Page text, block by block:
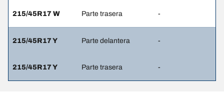
215/45R17 W Parte trasera -
215/45R17 Y Parte delantera -
215/45R17 Y Parte trasera -